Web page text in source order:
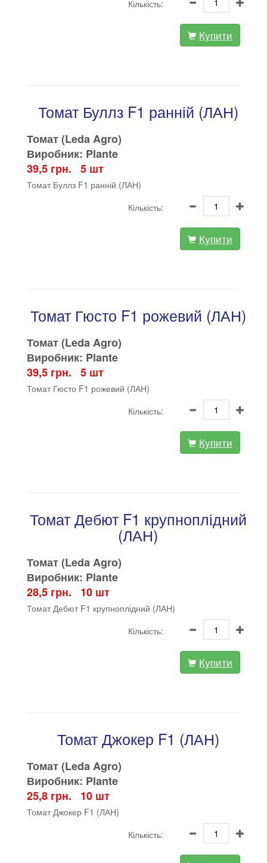
Кількість:
Купити
Томат Буллз F1 ранній (ЛАН)
Томат (Leda Agro)
Виробник: Plante
39,5 грн. 5 шт
Томат Буллз F1 ранній (ЛАН)
Кількість:
Купити
Томат Гюсто F1 рожевий (ЛАН)
Томат (Leda Agro)
Виробник: Plante
39,5 грн. 5 шт
Томат Гюсто F1 рожевий (ЛАН)
Кількість:
Купити
Томат Дебют F1 крупноплідний
(ЛАН)
Томат (Leda Agro)
Виробник: Plante
28,5 грн. 10 шт
Томат Дебют F1 крупноплідний (ЛАН)
Кількість:
Купити
Томат Джокер F1 (ЛАН)
Томат (Leda Agro)
Виробник: Plante
25,8 грн. 10 шт
Томат Джокер F1 (ЛАН)
Кількість: